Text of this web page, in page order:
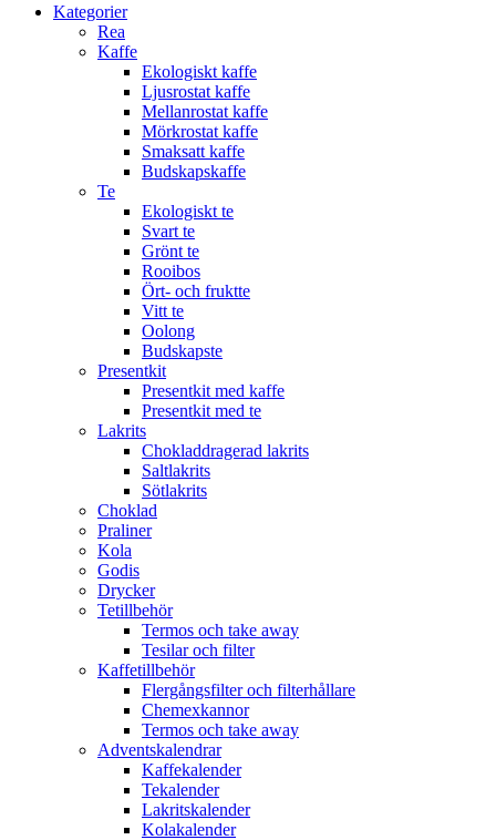
Kategorier
Rea
Kaffe
Ekologiskt kaffe
Ljusrostat kaffe
Mellanrostat kaffe
Mörkrostat kaffe
Smaksatt kaffe
Budskapskaffe
Te
Ekologiskt te
Svart te
Grönt te
Rooibos
Ört- och fruktte
Vitt te
Oolong
Budskapste
Presentkit
Presentkit med kaffe
Presentkit med te
Lakrits
Chokladdragerad lakrits
Saltlakrits
Sötlakrits
Choklad
Praliner
Kola
Godis
Drycker
Tetillbehör
Termos och take away
Tesilar och filter
Kaffetillbehör
Flergångsfilter och filterhållare
Chemexkannor
Termos och take away
Adventskalendrar
Kaffekalender
Tekalender
Lakritskalender
Kolakalender